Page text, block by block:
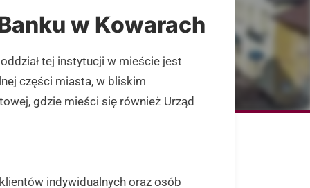
w Kowarach
tej instytucji w mieście jest
części miasta, w bliskim
gdzie mieści się również Urząd
indywidualnych oraz osób